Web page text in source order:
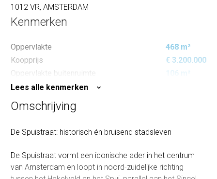
1012 VR, AMSTERDAM
Kenmerken
Oppervlakte
468 m²
Koopprijs
€ 3.200.000
Oppervlakte buitenruimte
106 m²
Lees alle kenmerken
Omschrijving
De Spuistraat: historisch én bruisend stadsleven
De Spuistraat vormt een iconische ader in het centrum
van Amsterdam en loopt in noord-zuidelijke richting